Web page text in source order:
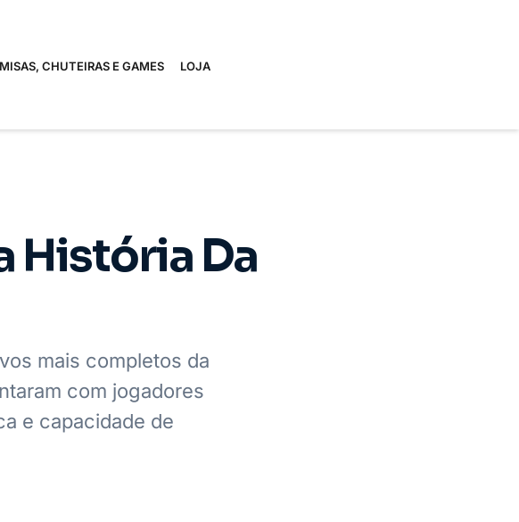
CHUTEIRAS E GAMES LOJA
História Da
mais completos da
com jogadores
e capacidade de